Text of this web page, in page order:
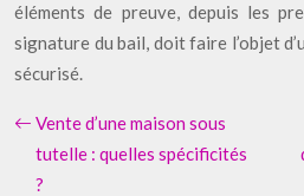
éléments de preuve, depuis les
signature du bail, doit faire l’objet
sécurisé.
Vente d’une maison sous
tutelle : quelles spécificités
?